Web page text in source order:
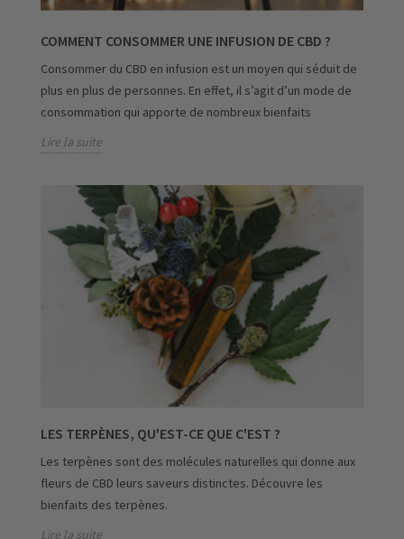
COMMENT CONSOMMER UNE INFUSION DE CBD ?
Consommer du CBD en infusion est un moyen qui séduit de
plus en plus de personnes. En effet, il s’agit d’un mode de
consommation qui apporte de nombreux bienfaits
Lire la suite
LES TERPÈNES, QU'EST-CE QUE C'EST ?
Les terpènes sont des molécules naturelles qui donne aux
fleurs de CBD leurs saveurs distinctes. Découvre les
bienfaits des terpènes.
Lire la suite